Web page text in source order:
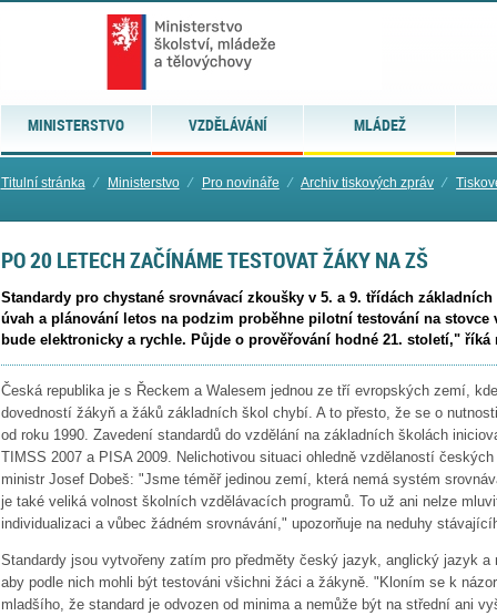
MINISTERSTVO VZDĚLÁVÁNÍ MLÁDEŽ
Titulní stránka ⁄ Ministerstvo ⁄ Pro novináře ⁄ Archiv tiskových zpráv ⁄
PO 20 LETECH ZAČÍNÁME TESTOVAT ŽÁKY NA ZŠ
Standardy pro chystané srovnávací zkoušky v 5. a 9. třídách
úvah a plánování letos na podzim proběhne pilotní testování na stovce
bude elektronicky a rychle. Půjde o prověřování hodné 21. století,"
Česká republika je s Řeckem a Walesem jednou ze tří evropských zemí,
dovedností žákyň a žáků základních škol chybí. A to přesto, že se o
od roku 1990. Zavedení standardů do vzdělání na základních školách
TIMSS 2007 a PISA 2009. Nelichotivou situaci ohledně vzdělaností
ministr Josef Dobeš: "Jsme téměř jedinou zemí, která nemá systém
je také veliká volnost školních vzdělávacích programů. To už ani nelze
individualizaci a vůbec žádném srovnávání," upozorňuje na neduhy
Standardy jsou vytvořeny zatím pro předměty český jazyk, anglický jazyk
aby podle nich mohli být testováni všichni žáci a žákyně. "Kloním se k
mladšího, že standard je odvozen od minima a nemůže být na střední ani